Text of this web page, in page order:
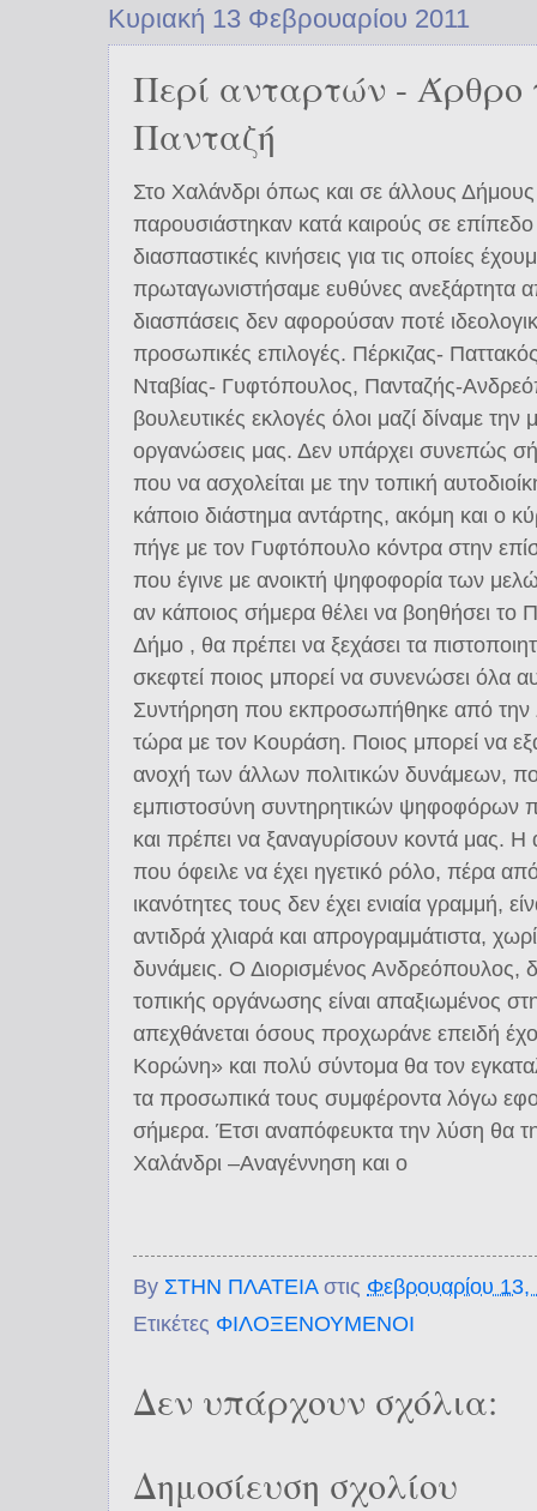
Κυριακή 13 Φεβρουαρίου 2011
Περί ανταρτών - Άρθρο
Πανταζή
Στο Χαλάνδρι όπως και σε άλλους
παρουσιάστηκαν κατά καιρούς σε επίπεδο
διασπαστικές κινήσεις για τις οποίες
πρωταγωνιστήσαμε ευθύνες ανεξάρτητα
διασπάσεις δεν αφορούσαν ποτέ
προσωπικές επιλογές. Πέρκιζας-
Νταβίας- Γυφτόπουλος, Πανταζής-
βουλευτικές εκλογές όλοι μαζί δίναμε
οργανώσεις μας. Δεν υπάρχει συνεπώς
που να ασχολείται με την τοπική
κάποιο διάστημα αντάρτης, ακόμη και ο
πήγε με τον Γυφτόπουλο κόντρα στην
που έγινε με ανοικτή ψηφοφορία των
αν κάποιος σήμερα θέλει να βοηθήσει
Δήμο , θα πρέπει να ξεχάσει τα
σκεφτεί ποιος μπορεί να συνενώσει όλα
Συντήρηση που εκπροσωπήθηκε από την
τώρα με τον Κουράση. Ποιος μπορεί να
ανοχή των άλλων πολιτικών δυνάμεων,
εμπιστοσύνη συντηρητικών ψηφοφόρων
και πρέπει να ξαναγυρίσουν κοντά μας. Η
που όφειλε να έχει ηγετικό ρόλο, πέρα
ικανότητες τους δεν έχει ενιαία γραμμή,
αντιδρά χλιαρά και απρογραμμάτιστα,
δυνάμεις. Ο Διορισμένος Ανδρεόπουλος,
τοπικής οργάνωσης είναι απαξιωμένος
απεχθάνεται όσους προχωράνε επειδή
Κορώνη» και πολύ σύντομα θα τον
τα προσωπικά τους συμφέροντα λόγω
σήμερα. Έτσι αναπόφευκτα την λύση θα
Χαλάνδρι –Αναγέννηση και ο
By ΣΤΗΝ ΠΛΑΤΕΙΑ στις Φεβρουαρίου 13,
Ετικέτες ΦΙΛΟΞΕΝΟΥΜΕΝΟΙ
Δεν υπάρχουν σχόλια:
Δημοσίευση σχολίου